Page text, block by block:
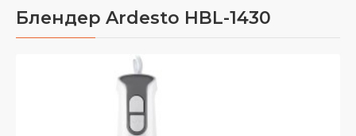
Блендер Ardesto HBL-1430